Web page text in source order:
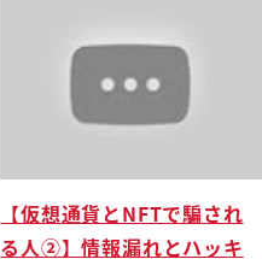
【仮想通貨とNFTで騙され
る人②】情報漏れとハッキ